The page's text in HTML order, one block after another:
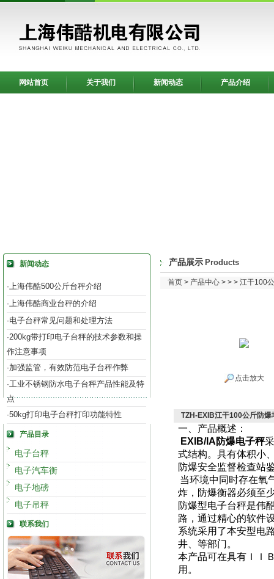
网站首页 关于我们 新闻动态 产品介绍
新闻动态
·上海伟酷500公斤台秤介绍
·上海伟酷商业台秤的介绍
·电子台秤常见问题和处理方法
·200kg带打印电子台秤的技术参数和操
作注意事项
·加强监管，有效防范电子台秤作弊
·工业不锈钢防水电子台秤产品性能及特
点
·50kg打印电子台秤打印功能特性
产品目录
电子台秤
电子汽车衡
电子地磅
电子吊秤
联系我们
产品展示 Products
首页 > 产品中心 > > > 江干100
点击放大
TZH-EXIB江干100公斤防
一、产品概述：
EXIB/IA 防爆电子秤
式结构。具有体积小
防爆安全监督检查站
当环境中同时存在氧
炸，防爆衡器必须至
防爆型电子台秤是伟
路，通过精心的软件
系统采用了本安型电
井、等部门。
本产品可在具有ＩＩ
用。